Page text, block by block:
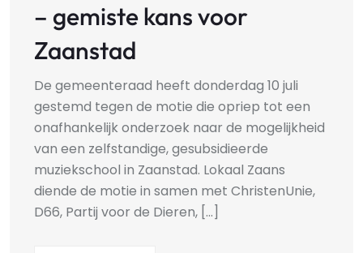
– gemiste kans voor
Zaanstad
De gemeenteraad heeft donderdag 10 juli
gestemd tegen de motie die opriep tot een
onafhankelijk onderzoek naar de mogelijkheid
van een zelfstandige, gesubsidieerde
muziekschool in Zaanstad. Lokaal Zaans
diende de motie in samen met ChristenUnie,
D66, Partij voor de Dieren, [...]